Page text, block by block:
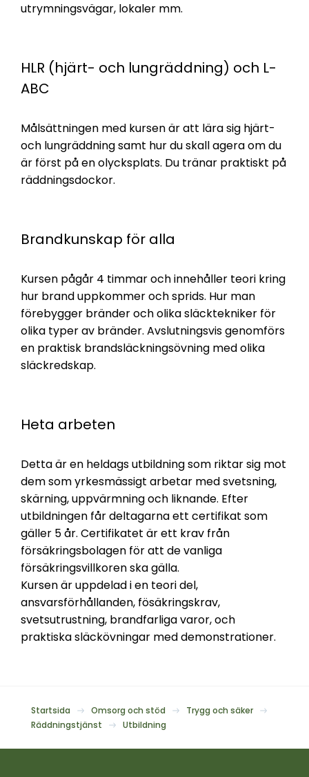
utrymningsvägar, lokaler mm.
HLR (hjärt- och lungräddning) och L-
ABC
Målsättningen med kursen är att lära sig hjärt-
och lungräddning samt hur du skall agera om du
är först på en olycksplats. Du tränar praktiskt på
räddningsdockor.
Brandkunskap för alla
Kursen pågår 4 timmar och innehåller teori kring
hur brand uppkommer och sprids. Hur man
förebygger bränder och olika släcktekniker för
olika typer av bränder. Avslutningsvis genomförs
en praktisk brandsläckningsövning med olika
släckredskap.
Heta arbeten
Detta är en heldags utbildning som riktar sig mot
dem som yrkesmässigt arbetar med svetsning,
skärning, uppvärmning och liknande. Efter
utbildningen får deltagarna ett certifikat som
gäller 5 år. Certifikatet är ett krav från
försäkringsbolagen för att de vanliga
försäkringsvillkoren ska gälla.
Kursen är uppdelad i en teori del,
ansvarsförhållanden, fösäkringskrav,
svetsutrustning, brandfarliga varor, och
praktiska släckövningar med demonstrationer.
Startsida Omsorg och stöd
Trygg och säker
Räddningstjänst
Utbildning